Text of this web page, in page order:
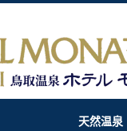
天然温泉